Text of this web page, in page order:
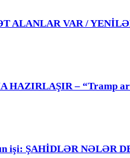
ALANLAR VAR /
HAZIRLAŞIR – “Tramp
işi: ŞAHİDLƏR NƏLƏR